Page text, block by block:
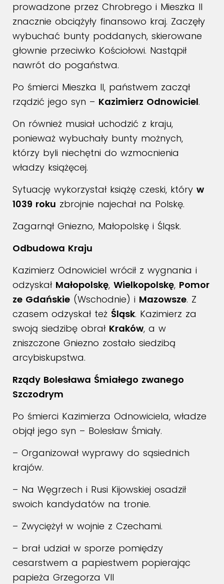
prowadzone przez Chrobrego i Mieszka II
znacznie obciążyły finansowo kraj. Zaczęły
wybuchać bunty poddanych, skierowane
głownie przeciwko Kościołowi. Nastąpił
nawrót do pogaństwa.
Po śmierci Mieszka II, państwem zaczął
rządzić jego syn – Kazimierz Odnowiciel.
On również musiał uchodzić z kraju,
ponieważ wybuchały bunty możnych,
którzy byli niechętni do wzmocnienia
władzy książęcej.
Sytuację wykorzystał książę czeski, który w
1039 roku zbrojnie najechał na Polskę.
Zagarnął Gniezno, Małopolskę i Śląsk.
Odbudowa Kraju
Kazimierz Odnowiciel wrócił z wygnania i
odzyskał Małopolskę, Wielkopolskę, Pomor
ze Gdańskie (Wschodnie) i Mazowsze. Z
czasem odzyskał też Śląsk. Kazimierz za
swoją siedzibę obrał Kraków, a w
zniszczone Gniezno zostało siedzibą
arcybiskupstwa.
Rządy Bolesława Śmiałego zwanego
Szczodrym
Po śmierci Kazimierza Odnowiciela, władze
objął jego syn – Bolesław Śmiały.
– Organizował wyprawy do sąsiednich
krajów.
– Na Węgrzech i Rusi Kijowskiej osadził
swoich kandydatów na tronie.
– Zwyciężył w wojnie z Czechami.
– brał udział w sporze pomiędzy
cesarstwem a papiestwem popierając
papieża Grzegorza VII